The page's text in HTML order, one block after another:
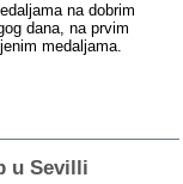
na dobrim
dana, na prvim
medaljama.
u Sevilli